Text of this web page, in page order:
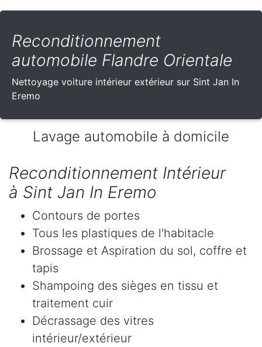
Reconditionnement
automobile Flandre Orientale
Nettoyage voiture intérieur extérieur sur Sint Jan In
Eremo
Lavage automobile à domicile
Reconditionnement Intérieur
à Sint Jan In Eremo
Contours de portes
Tous les plastiques de l'habitacle
Brossage et Aspiration du sol, coffre et
tapis
Shampoing des sièges en tissu et
traitement cuir
Décrassage des vitres
intérieur/extérieur